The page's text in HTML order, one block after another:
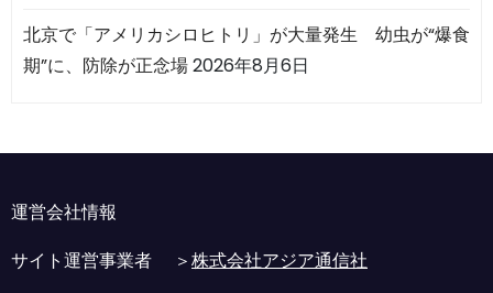
北京で「アメリカシロヒトリ」が大量発生 幼虫が“爆食
期”に、防除が正念場2026年8月6日
運営会社情報
サイト運営事業者 ＞株式会社アジア通信社